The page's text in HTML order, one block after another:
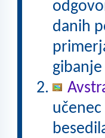
danih